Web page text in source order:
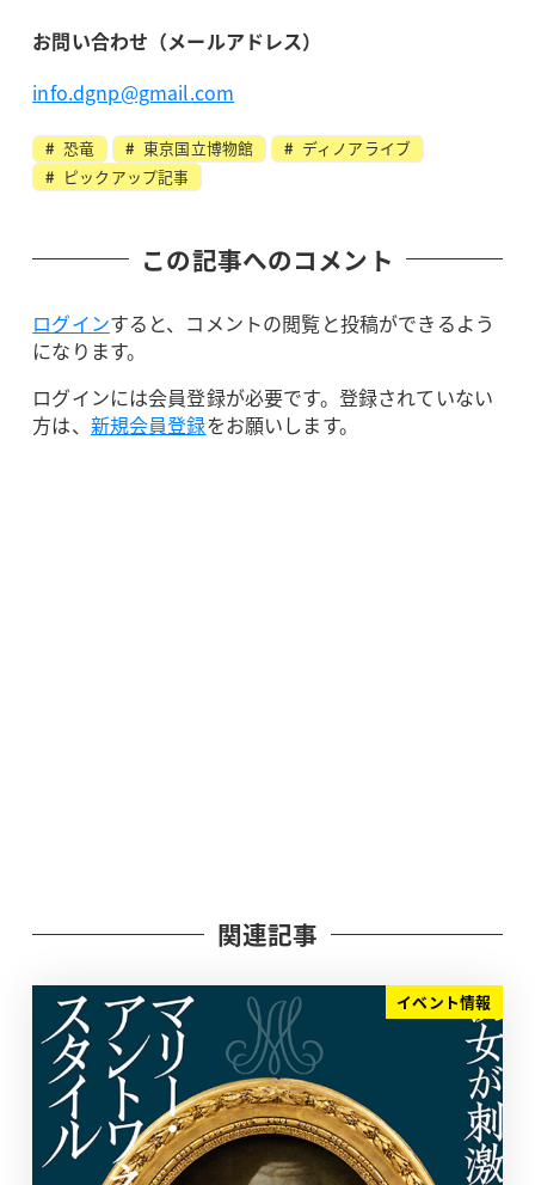
お問い合わせ（メールアドレス）
info.dgnp@gmail.com
恐竜 東京国立博物館
ディノアライブ
ピックアップ記事
この記事へのコメント
ログインすると、コメントの閲覧と投稿ができるよう
になります。
ログインには会員登録が必要です。登録されていない
方は、 新規会員登録をお願いします。
関連記事
イベント情報